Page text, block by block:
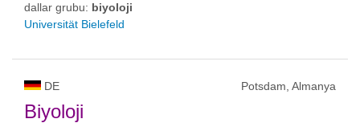
dallar grubu: biyoloji
Universität Bielefeld
DE Potsdam, Almanya
Biyoloji